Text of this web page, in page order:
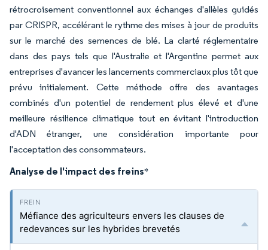
rétrocroisement conventionnel aux échanges d'allèles guidés
par CRISPR, accélérant le rythme des mises à jour de produits
sur le marché des semences de blé. La clarté réglementaire
dans des pays tels que l'Australie et l'Argentine permet aux
entreprises d'avancer les lancements commerciaux plus tôt que
prévu initialement. Cette méthode offre des avantages
combinés d'un potentiel de rendement plus élevé et d'une
meilleure résilience climatique tout en évitant l'introduction
d'ADN étranger, une considération importante pour
l'acceptation des consommateurs.
Analyse de l'impact des freins*
Méfiance des agriculteurs envers les clauses de
redevances sur les hybrides brevetés